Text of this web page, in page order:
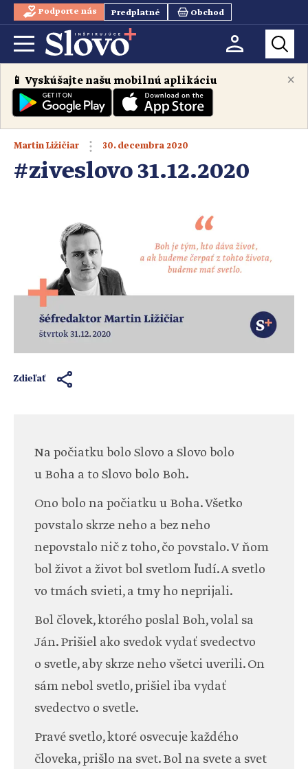
Podporte nás Predplatné Obchod
×
📱 Vyskúšajte našu mobilnú aplikáciu
Martin Ližičiar 30. decembra 2020
#ziveslovo 31.12.2020
Zdieľať
Na počiatku bolo Slovo a Slovo bolo
u Boha a to Slovo bolo Boh.
Ono bolo na počiatku u Boha. Všetko
povstalo skrze neho a bez neho
nepovstalo nič z toho, čo povstalo. V ňom
bol život a život bol svetlom ľudí. A svetlo
vo tmách svieti, a tmy ho neprijali.
Bol človek, ktorého poslal Boh, volal sa
Ján. Prišiel ako svedok vydať svedectvo
o svetle, aby skrze neho všetci uverili. On
sám nebol svetlo, prišiel iba vydať
svedectvo o svetle.
Pravé svetlo, ktoré osvecuje každého
človeka, prišlo na svet. Bol na svete a svet